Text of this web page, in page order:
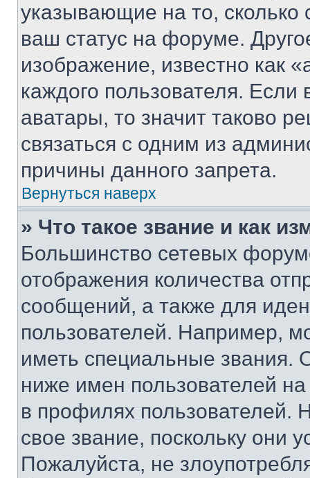
указывающие на то,
ваш статус на форуме.
изображение, известно как
каждого пользователя.
аватары, то значит таково
связаться с одним из
причины данного запрета.
Вернуться наверх
» Что такое звание и как
Большинство сетевых
отображения количества
сообщений, а также для
пользователей. Например,
иметь специальные звания.
ниже имен пользователей
в профилях
свое звание, поскольку они
Пожалуйста, не